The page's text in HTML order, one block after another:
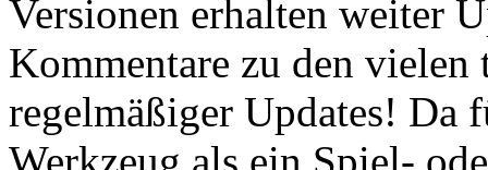
Versionen erhalten weiter
Kommentare zu den vielen
regelmäßiger Updates! Da
Werkzeug als ein Spiel-